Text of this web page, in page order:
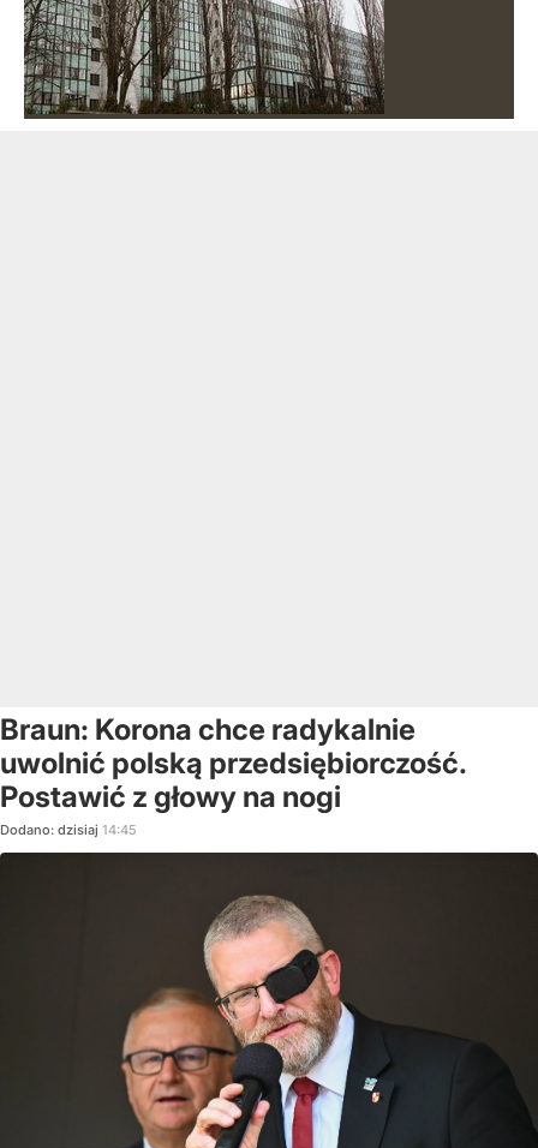
Braun: Korona chce radykalnie
uwolnić polską przedsiębiorczość.
Postawić z głowy na nogi
Dodano: dzisiaj 14:45